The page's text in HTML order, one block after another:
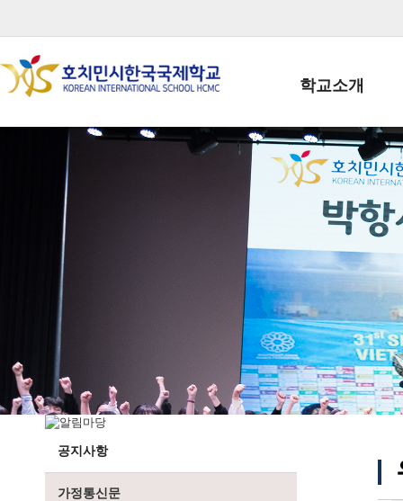
학교소개
학교장인사말
학생회장인사말
학교상징
학교 CI
교직원현황
학생현황
위치/전화
전경사진
공지사항
가정통신문